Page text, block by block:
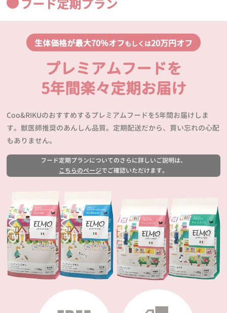
フード定期プラン
生体価格が最大70％オフもしくは20万円オフ
プレミアムフードを
5年間楽々定期お届け
Coo&RIKUのおすすめするプレミアムフードを5年間お届けしま
す。獣医師推奨のあんしん品質。定期配送だから、買い忘れの心配
もありません。
フード定期プランについてのさらに詳しいご説明は、
こちらのページでご確認いただけます。